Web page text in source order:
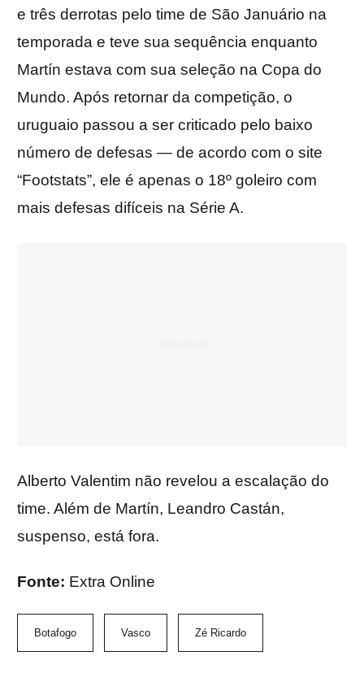
e três derrotas pelo time de São Januário na
temporada e teve sua sequência enquanto
Martín estava com sua seleção na Copa do
Mundo. Após retornar da competição, o
uruguaio passou a ser criticado pelo baixo
número de defesas — de acordo com o site
“Footstats”, ele é apenas o 18º goleiro com
mais defesas difíceis na Série A.
Alberto Valentim não revelou a escalação do
time. Além de Martín, Leandro Castán,
suspenso, está fora.
Fonte: Extra Online
Botafogo Vasco Zé Ricardo